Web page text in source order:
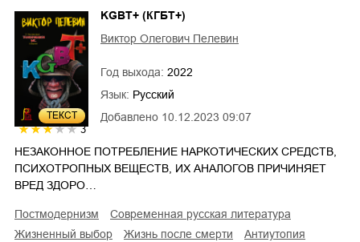
ТЕКСТ
3
Добавлено 10.12.2023 09:07
KGBT+ (КГБТ+)
Виктор Олегович Пелевин
Год выхода: 2022
Язык: Русский
НЕЗАКОННОЕ ПОТРЕБЛЕНИЕ НАРКОТИЧЕСКИХ СРЕДСТВ,
ПСИХОТРОПНЫХ ВЕЩЕСТВ, ИХ АНАЛОГОВ ПРИЧИНЯЕТ
ВРЕД ЗДОРО…
постмодернизм
современная русская литература
жизненный выбор
жизнь после смерти
антиутопия